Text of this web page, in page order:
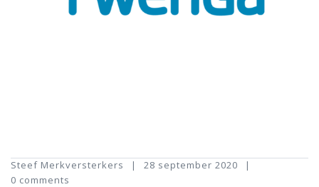
Steef Merkversterkers
28 september 2020
0 comments